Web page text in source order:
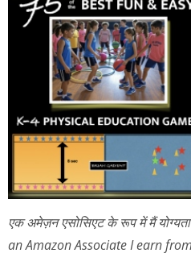
एक अमेज़न एसोसिएट के रूप में मैं
an Amazon Associate I earn